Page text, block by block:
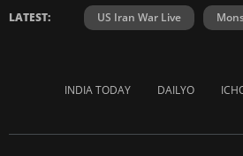
LATEST: US Iran War Live
INDIA TODAY DAILYO